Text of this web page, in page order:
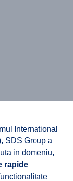
International
SDS Group a
in domeniu,
rapide